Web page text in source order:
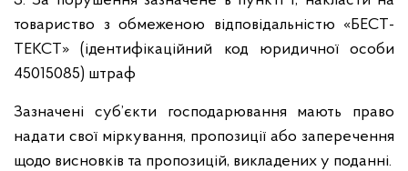
товариство з обмеженою відповідальністю «БЕСТ-
ТЕКСТ» (ідентифікаційний код юридичної особи
45015085) штраф
Зазначені суб’єкти господарювання мають право
надати свої міркування, пропозиції або заперечення
щодо висновків та пропозицій, викладених у поданні.